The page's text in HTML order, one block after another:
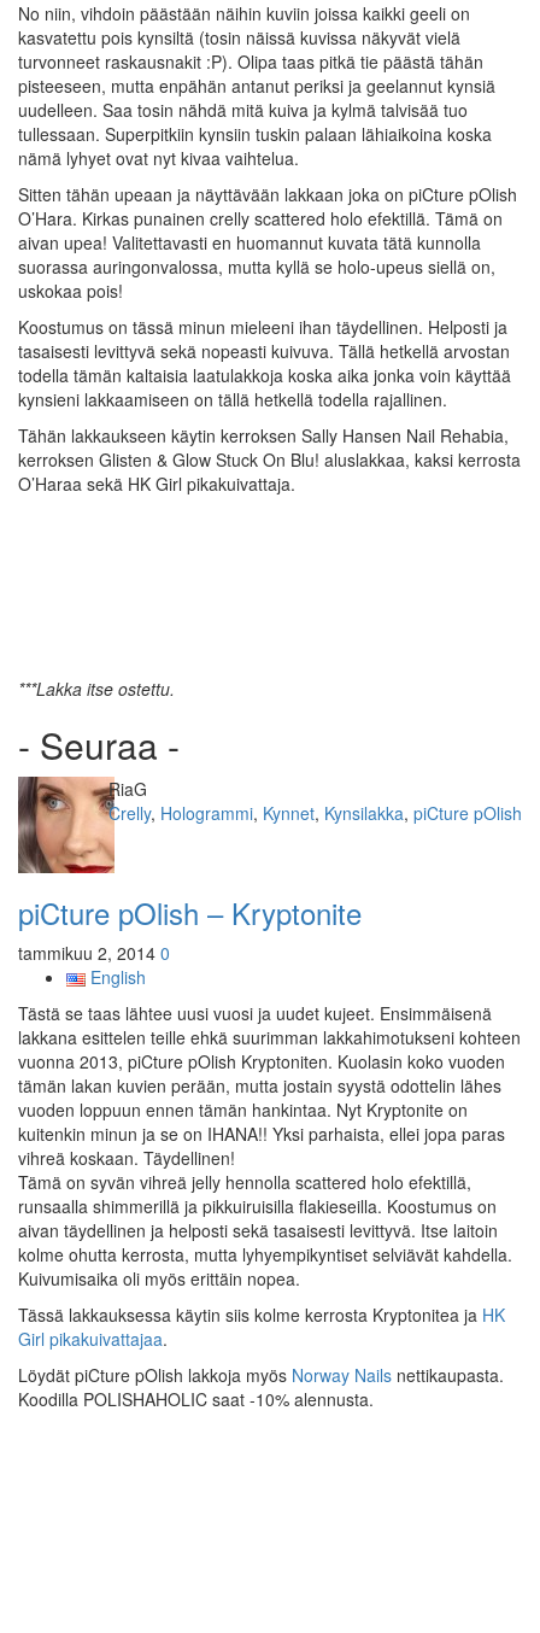
No niin, vihdoin päästään näihin kuviin joissa kaikki geeli on
kasvatettu pois kynsiltä (tosin näissä kuvissa näkyvät vielä
turvonneet raskausnakit :P). Olipa taas pitkä tie päästä tähän
pisteeseen, mutta enpähän antanut periksi ja geelannut kynsiä
uudelleen. Saa tosin nähdä mitä kuiva ja kylmä talvisää tuo
tullessaan. Superpitkiin kynsiin tuskin palaan lähiaikoina koska
nämä lyhyet ovat nyt kivaa vaihtelua.
Sitten tähän upeaan ja näyttävään lakkaan joka on piCture pOlish
O’Hara. Kirkas punainen crelly scattered holo efektillä. Tämä on
aivan upea! Valitettavasti en huomannut kuvata tätä kunnolla
suorassa auringonvalossa, mutta kyllä se holo-upeus siellä on,
uskokaa pois!
Koostumus on tässä minun mieleeni ihan täydellinen. Helposti ja
tasaisesti levittyvä sekä nopeasti kuivuva. Tällä hetkellä arvostan
todella tämän kaltaisia laatulakkoja koska aika jonka voin käyttää
kynsieni lakkaamiseen on tällä hetkellä todella rajallinen.
Tähän lakkaukseen käytin kerroksen Sally Hansen Nail Rehabia,
kerroksen Glisten & Glow Stuck On Blu! aluslakkaa, kaksi kerrosta
O’Haraa sekä HK Girl pikakuivattaja.
***Lakka itse ostettu.
- Seuraa -
Kirjoittaja
RiaG
Kategoriat
Crelly, Hologrammi, Kynnet, Kynsilakka, piCture pOlish
piCture pOlish – Kryptonite
tammikuu 2, 2014 0
English
Tästä se taas lähtee uusi vuosi ja uudet kujeet. Ensimmäisenä
lakkana esittelen teille ehkä suurimman lakkahimotukseni kohteen
vuonna 2013, piCture pOlish Kryptoniten. Kuolasin koko vuoden
tämän lakan kuvien perään, mutta jostain syystä odottelin lähes
vuoden loppuun ennen tämän hankintaa. Nyt Kryptonite on
kuitenkin minun ja se on IHANA!! Yksi parhaista, ellei jopa paras
vihreä koskaan. Täydellinen!
Tämä on syvän vihreä jelly hennolla scattered holo efektillä,
runsaalla shimmerillä ja pikkuiruisilla flakieseilla. Koostumus on
aivan täydellinen ja helposti sekä tasaisesti levittyvä. Itse laitoin
kolme ohutta kerrosta, mutta lyhyempikyntiset selviävät kahdella.
Kuivumisaika oli myös erittäin nopea.
Tässä lakkauksessa käytin siis kolme kerrosta Kryptonitea ja HK
Girl pikakuivattajaa.
Löydät piCture pOlish lakkoja myös Norway Nails nettikaupasta.
Koodilla POLISHAHOLIC saat -10% alennusta.